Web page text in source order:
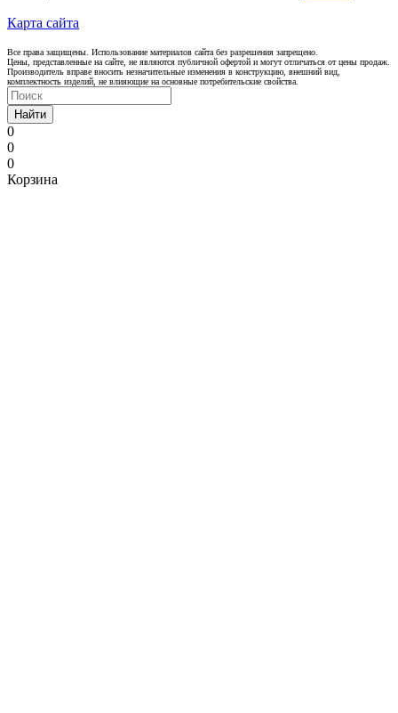
Карта сайта
Все права защищены. Использование материалов сайта без разрешения запрещено.
Цены, представленные на сайте, не являются публичной офертой и могут отличаться от цены продаж.
Производитель вправе вносить незначительные изменения в конструкцию, внешний вид,
комплектность изделий, не влияющие на основные потребительские свойства.
Найти
0
0
0
Корзина